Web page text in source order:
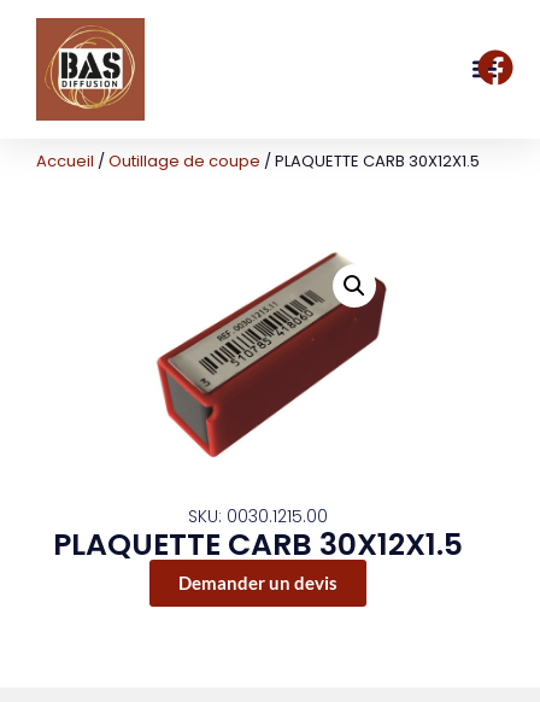
Accueil /Outillage de coupe / PLAQUETTE CARB 30X12X1.5
SKU: 0030.1215.00
PLAQUETTE CARB 30X12X1.5
Demander un devis